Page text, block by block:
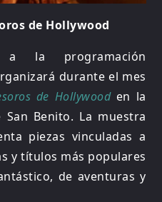
de Hollywood
a la programación
durante el mes
de Hollywooden la
San Benito. La muestra
piezas vinculadas a
y títulos más populares
de aventuras y